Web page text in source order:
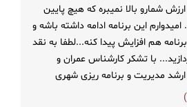
شمارو بالا نمیبره که هیچ پایین
این برنامه ادامه داشته باشه و
هم افزایش پیدا کنه...لطفا به نقد
با تشکر کارشناس عمران و
مدیریت و برنامه ریزی شهری
)